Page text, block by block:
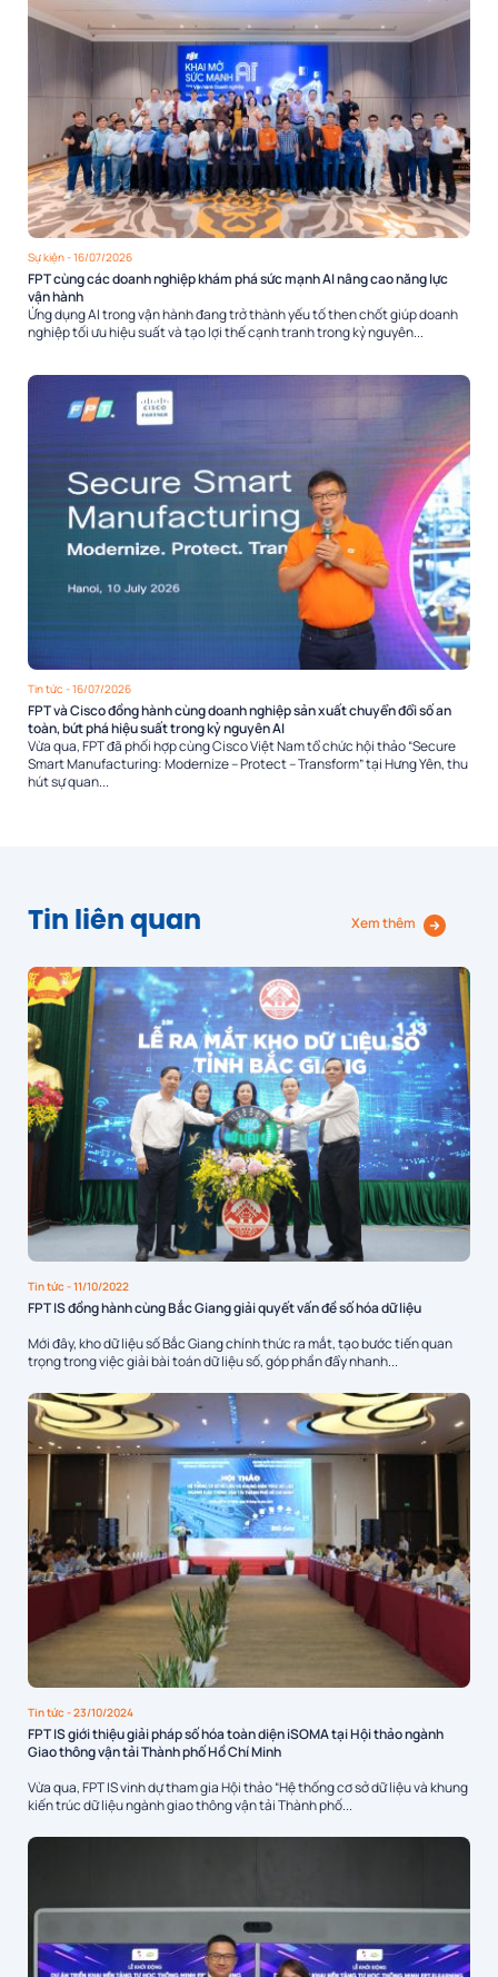
Sự kiện- 16/07/2026
FPT cùng các doanh nghiệp khám phá sức mạnh AI nâng cao năng lực
vận hành
Ứng dụng AI trong vận hành đang trở thành yếu tố then chốt giúp doanh
nghiệp tối ưu hiệu suất và tạo lợi thế cạnh tranh trong kỷ nguyên...
Tin tức - 16/07/2026
FPT và Cisco đồng hành cùng doanh nghiệp sản xuất chuyển đổi số an
toàn, bứt phá hiệu suất trong kỷ nguyên AI
Vừa qua, FPT đã phối hợp cùng Cisco Việt Nam tổ chức hội thảo “Secure
Smart Manufacturing: Modernize – Protect – Transform” tại Hưng Yên, thu
hút sự quan...
Tin liên quan Xem thêm
Tin tức- 11/10/2022
FPT IS đồng hành cùng Bắc Giang giải quyết vấn đề số hóa dữ liệu
Mới đây, kho dữ liệu số Bắc Giang chính thức ra mắt, tạo bước tiến quan
trọng trong việc giải bài toán dữ liệu số, góp phần đẩy nhanh...
Tin tức- 23/10/2024
FPT IS giới thiệu giải pháp số hóa toàn diện iSOMA tại Hội thảo ngành
Giao thông vận tải Thành phố Hồ Chí Minh
Vừa qua, FPT IS vinh dự tham gia Hội thảo “Hệ thống cơ sở dữ liệu và khung
kiến trúc dữ liệu ngành giao thông vận tải Thành phố...